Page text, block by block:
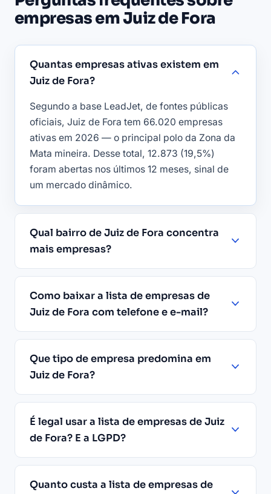
empresas em Juiz de Fora
Quantas empresas ativas existem em
Juiz de Fora?
Segundo a base LeadJet, de fontes públicas
oficiais, Juiz de Fora tem 66.020 empresas
ativas em 2026 — o principal polo da Zona da
Mata mineira. Desse total, 12.873 (19,5%)
foram abertas nos últimos 12 meses, sinal de
um mercado dinâmico.
Qual bairro de Juiz de Fora concentra
mais empresas?
Como baixar a lista de empresas de
Juiz de Fora com telefone e e-mail?
Que tipo de empresa predomina em
Juiz de Fora?
É legal usar a lista de empresas de Juiz
de Fora? E a LGPD?
Quanto custa a lista de empresas de